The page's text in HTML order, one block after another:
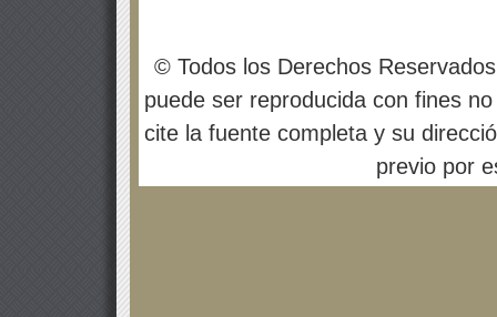
© Todos los Derechos
puede ser reproducida con fines
cite la fuente completa y su
previo por